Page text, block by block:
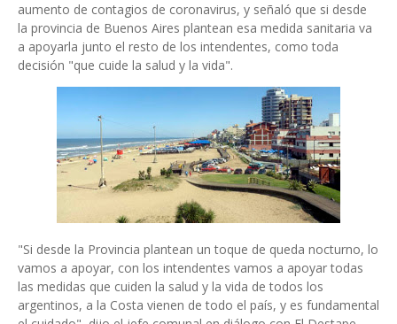
aumento de contagios de coronavirus, y señaló que si desde
la provincia de Buenos Aires plantean esa medida sanitaria va
a apoyarla junto el resto de los intendentes, como toda
decisión "que cuide la salud y la vida".
"Si desde la Provincia plantean un toque de queda nocturno, lo
vamos a apoyar, con los intendentes vamos a apoyar todas
las medidas que cuiden la salud y la vida de todos los
argentinos, a la Costa vienen de todo el país, y es fundamental